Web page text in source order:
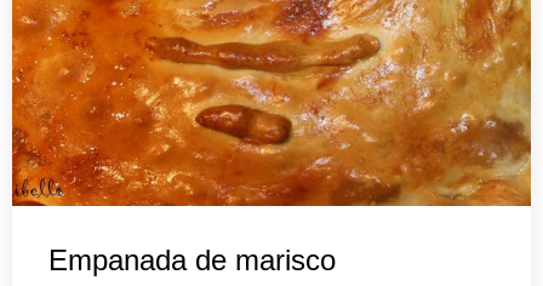
Empanada de marisco